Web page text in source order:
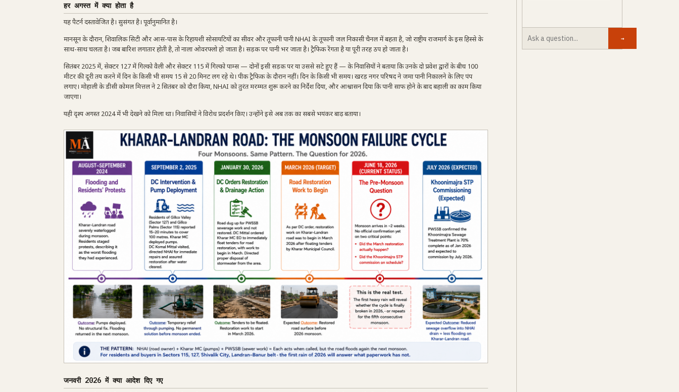
हर अगस्त में क्या होता है
यह पैटर्न दस्तावेजित है। सुसंगत है। पूर्वानुमानित है।
मानसून के दौरान, शिवालिक सिटी और आस-पास के रिहायशी सोसायटियों का सीवर और तूफानी पानी NHAI के तूफानी जल निकासी चैनल में बहता है, जो राष्ट्रीय राजमार्ग के इस हिस्से के
साथ-साथ चलता है। जब बारिश लगातार होती है, तो नाला ओवरफ्लो हो जाता है। सड़क पर पानी भर जाता है। ट्रैफिक रेंगता है या पूरी तरह ठप हो जाता है।
सितंबर 2025 में, सेक्टर 127 में गिल्को वैली और सेक्टर 115 में गिल्को पाम्स — दोनों इसी सड़क पर या उससे सटे हुए हैं — के निवासियों ने बताया कि उनके दो प्रवेश द्वारों के बीच 100
मीटर की दूरी तय करने में दिन के किसी भी समय 15 से 20 मिनट लग रहे थे। पीक ट्रैफिक के दौरान नहीं। दिन के किसी भी समय। खरड़ नगर परिषद ने जमा पानी निकालने के लिए पंप
लगाए। मोहाली के डीसी कोमल मित्तल ने 2 सितंबर को दौरा किया, NHAI को तुरंत मरम्मत शुरू करने का निर्देश दिया, और आश्वासन दिया कि पानी साफ होने के बाद बहाली का काम किया
जाएगा।
यही दृश्य अगस्त 2024 में भी देखने को मिला था। निवासियों ने विरोध प्रदर्शन किए। उन्होंने इसे अब तक का सबसे भयंकर बाढ़ बताया।
जनवरी 2026 में क्या आदेश दिए गए
→